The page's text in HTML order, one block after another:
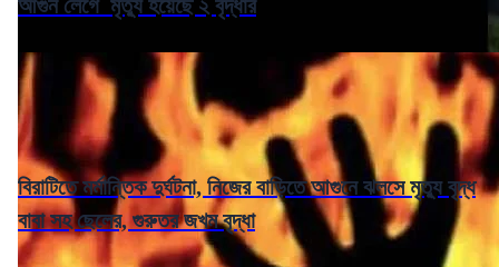
আগুন লেগে মৃত্যু হয়েছে ২ বৃদ্ধার
বিরাটিতে মর্মান্তিক দুর্ঘটনা, নিজের বাড়িতে আগুনে ঝলসে মৃত্যু বৃদ্ধ
বাবা সহ ছেলের, গুরুতর জখম বৃদ্ধা